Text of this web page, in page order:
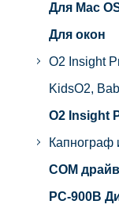
Для Mac
Для окон
O2 Insight
KidsO2,
O2 Insight
Капнограф
COM
PC-900B